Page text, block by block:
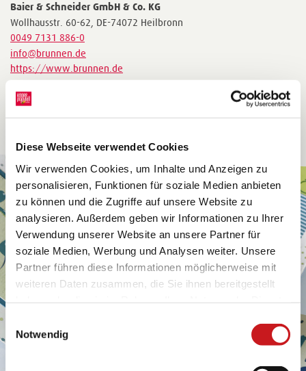
Diese Webseite verwendet Cookies
Wir verwenden Cookies, um Inhalte und Anzeigen zu
personalisieren, Funktionen für soziale Medien anbieten
zu können und die Zugriffe auf unsere Website zu
analysieren. Außerdem geben wir Informationen zu Ihrer
Verwendung unserer Website an unsere Partner für
soziale Medien, Werbung und Analysen weiter. Unsere
Partner führen diese Informationen möglicherweise mit
weiteren Daten zusammen, die Sie ihnen bereitgestellt
Datenschutzhinweisen
mehr darüber, wer wir sind, wie
personenbezogene Daten verarbeiten. Hier geht’s zum
Notwendig
Baier & Schneider GmbH & Co. KG
Wollhausstr. 60-62, DE-74072 Heilbronn
0049 7131 886-0
info@brunnen.de
https://www.brunnen.de